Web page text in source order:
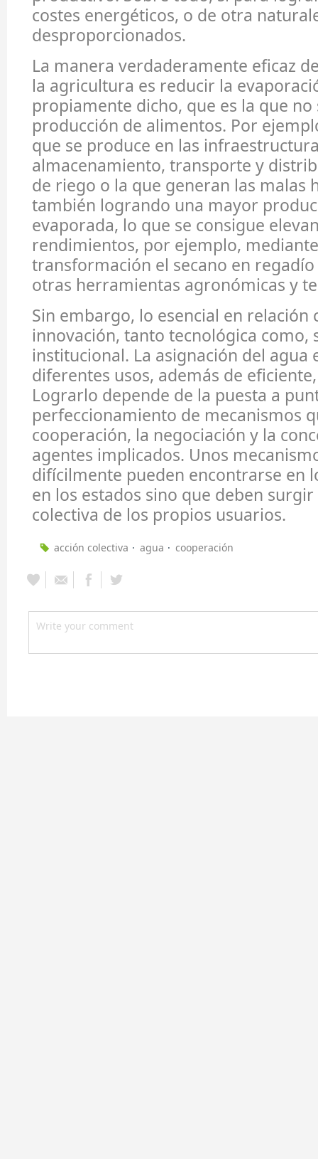
costes energéticos, o de otra
desproporcionados.
La manera verdaderamente eficaz
la agricultura es reducir la
propiamente dicho, que es la que no
producción de alimentos. Por
que se produce en las
almacenamiento, transporte y
de riego o la que generan las malas
también logrando una mayor
evaporada, lo que se consigue
rendimientos, por ejemplo,
transformación el secano en
otras herramientas agronómicas y
Sin embargo, lo esencial en relación
innovación, tanto tecnológica como,
institucional. La asignación del agua
diferentes usos, además de
Lograrlo depende de la puesta a
perfeccionamiento de mecanismos
cooperación, la negociación y la
agentes implicados. Unos
difícilmente pueden encontrarse en
en los estados sino que deben
colectiva de los propios usuarios.
acción colectiva agua cooperación